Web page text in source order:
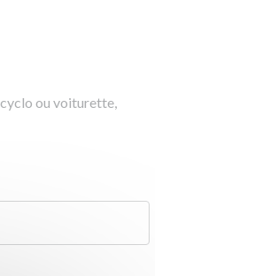
ou voiturette,